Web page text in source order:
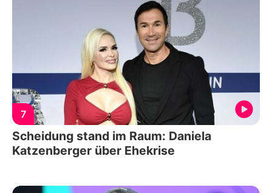
7
Scheidung stand im Raum: Daniela
Katzenberger über Ehekrise